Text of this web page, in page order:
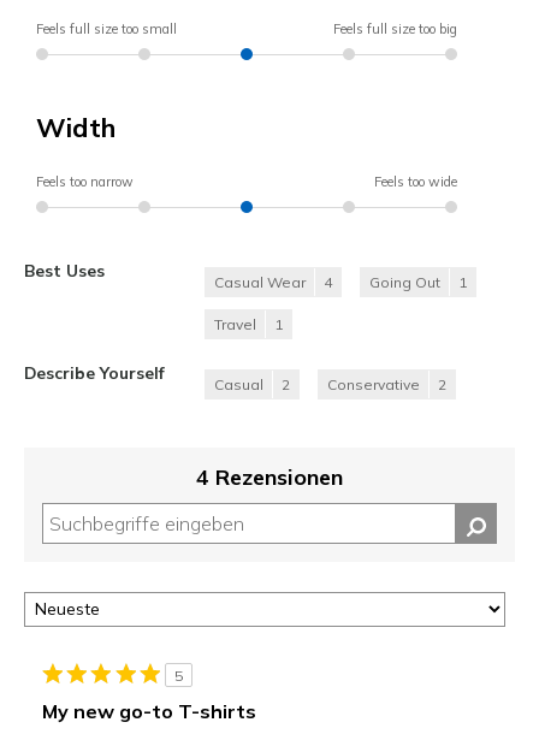
Feels full size too small Feels full size too big
Width
Feels too narrow Feels too wide
Best Uses
Casual Wear 4 Going Out 1
Travel 1
Describe Yourself
Casual 2 Conservative 2
4 Rezensionen
5
My new go-to T-shirts